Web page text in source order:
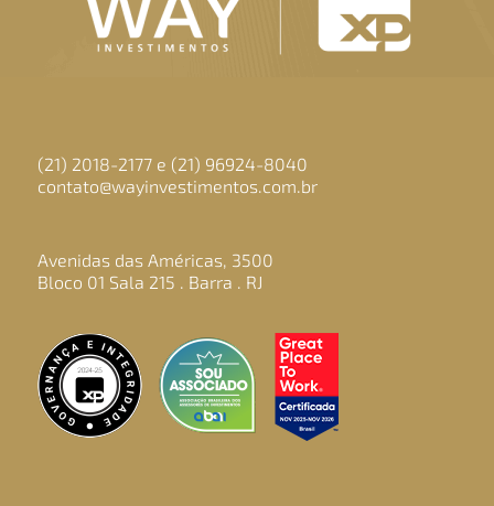
(21) 2018-2177 e (21) 96924-8040
contato@wayinvestimentos.com.br
Avenidas das Américas, 3500
Bloco 01 Sala 215 . Barra . RJ